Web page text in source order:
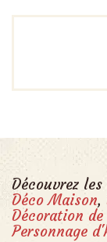
Découvrez
Déco Maison,
Décoration
Personnage